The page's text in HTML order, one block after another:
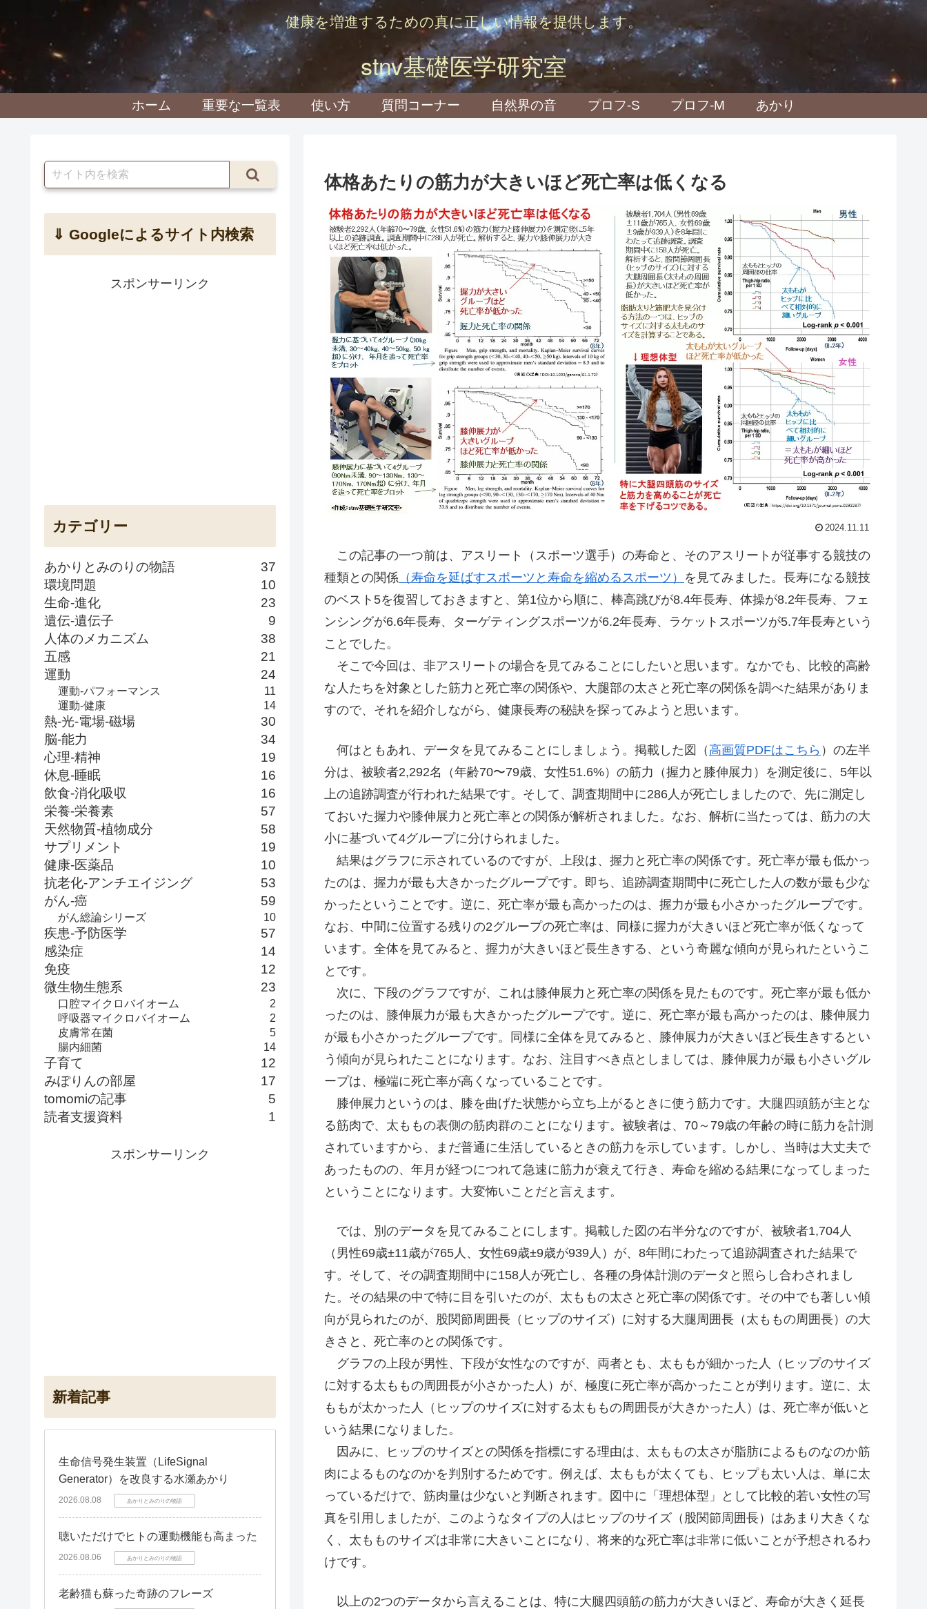
健康を増進するための真に正しい情報を提供します。
stnv基礎医学研究室
ホーム 重要な一覧表 使い方 質問コーナー 自然界の音 プロフ-S プロフ-M あかり
体格あたりの筋力が大きいほど死亡率は低くなる
2024.11.11
この記事の一つ前は、アスリート（スポーツ選手）の寿命と、そのアスリートが従事する競技の
種類との関係 （寿命を延ばすスポーツと寿命を縮めるスポーツ） を見てみました。長寿になる競技
のベスト5を復習しておきますと、第1位から順に、棒高跳びが8.4年長寿、体操が8.2年長寿、フェ
ンシングが6.6年長寿、ターゲティングスポーツが6.2年長寿、ラケットスポーツが5.7年長寿という
ことでした。
そこで今回は、非アスリートの場合を見てみることにしたいと思います。なかでも、比較的高齢
な人たちを対象とした筋力と死亡率の関係や、大腿部の太さと死亡率の関係を調べた結果がありま
すので、それを紹介しながら、健康長寿の秘訣を探ってみようと思います。
何はともあれ、データを見てみることにしましょう。掲載した図（ 高画質PDFはこちら ）の左半
分は、被験者2,292名（年齢70〜79歳、女性51.6%）の筋力（握力と膝伸展力）を測定後に、5年以
上の追跡調査が行われた結果です。そして、調査期間中に286人が死亡しましたので、先に測定し
ておいた握力や膝伸展力と死亡率との関係が解析されました。なお、解析に当たっては、筋力の大
小に基づいて4グループに分けられました。
結果はグラフに示されているのですが、上段は、握力と死亡率の関係です。死亡率が最も低かっ
たのは、握力が最も大きかったグループです。即ち、追跡調査期間中に死亡した人の数が最も少な
かったということです。逆に、死亡率が最も高かったのは、握力が最も小さかったグループです。
なお、中間に位置する残りの2グループの死亡率は、同様に握力が大きいほど死亡率が低くなって
います。全体を見てみると、握力が大きいほど長生きする、という奇麗な傾向が見られたというこ
とです。
次に、下段のグラフですが、これは膝伸展力と死亡率の関係を見たものです。死亡率が最も低か
ったのは、膝伸展力が最も大きかったグループです。逆に、死亡率が最も高かったのは、膝伸展力
が最も小さかったグループです。同様に全体を見てみると、膝伸展力が大きいほど長生きするとい
う傾向が見られたことになります。なお、注目すべき点としましては、膝伸展力が最も小さいグル
ープは、極端に死亡率が高くなっていることです。
膝伸展力というのは、膝を曲げた状態から立ち上がるときに使う筋力です。大腿四頭筋が主とな
る筋肉で、太ももの表側の筋肉群のことになります。被験者は、70～79歳の年齢の時に筋力を計測
されていますから、まだ普通に生活しているときの筋力を示しています。しかし、当時は大丈夫で
あったものの、年月が経つにつれて急速に筋力が衰えて行き、寿命を縮める結果になってしまった
ということになります。大変怖いことだと言えます。
では、別のデータを見てみることにします。掲載した図の右半分なのですが、被験者1,704人
（男性69歳±11歳が765人、女性69歳±9歳が939人）が、8年間にわたって追跡調査された結果で
す。そして、その調査期間中に158人が死亡し、各種の身体計測のデータと照らし合わされまし
た。その結果の中で特に目を引いたのが、太ももの太さと死亡率の関係です。その中でも著しい傾
向が見られたのが、股関節周囲長（ヒップのサイズ）に対する大腿周囲長（太ももの周囲長）の大
きさと、死亡率のとの関係です。
グラフの上段が男性、下段が女性なのですが、両者とも、太ももが細かった人（ヒップのサイズ
に対する太ももの周囲長が小さかった人）が、極度に死亡率が高かったことが判ります。逆に、太
ももが太かった人（ヒップのサイズに対する太ももの周囲長が大きかった人）は、死亡率が低いと
いう結果になりました。
因みに、ヒップのサイズとの関係を指標にする理由は、太ももの太さが脂肪によるものなのか筋
肉によるものなのかを判別するためです。例えば、太ももが太くても、ヒップも太い人は、単に太
っているだけで、筋肉量は少ないと判断されます。図中に「理想体型」として比較的若い女性の写
真を引用しましたが、このようなタイプの人はヒップのサイズ（股関節周囲長）はあまり大きくな
く、太もものサイズは非常に大きいことになり、将来的な死亡率は非常に低いことが予想されるわ
けです。
以上の2つのデータから言えることは、特に大腿四頭筋の筋力が大きいほど、寿命が大きく延長
⇓ Googleによるサイト内検索
スポンサーリンク
カテゴリー
あかりとみのりの物語
37
環境問題
10
生命-進化
23
遺伝-遺伝子
9
人体のメカニズム
38
五感
21
運動
24
運動-パフォーマンス
11
運動-健康
14
熱-光-電場-磁場
30
脳-能力
34
心理-精神
19
休息-睡眠
16
飲食-消化吸収
16
栄養-栄養素
57
天然物質-植物成分
58
サプリメント
19
健康-医薬品
10
抗老化-アンチエイジング
53
がん-癌
59
がん総論シリーズ 10
疾患-予防医学
57
感染症
14
免疫
12
微生物生態系
23
口腔マイクロバイオーム
2
呼吸器マイクロバイオーム
2
皮膚常在菌
5
腸内細菌
14
子育て
12
みぽりんの部屋
17
tomomiの記事
5
読者支援資料
1
スポンサーリンク
新着記事
生命信号発生装置（LifeSignal
Generator）を改良する水瀬あかり
2026.08.08 あかりとみのりの物語
聴いただけでヒトの運動機能も高まった
2026.08.06 あかりとみのりの物語
老齢猫も蘇った奇跡のフレーズ